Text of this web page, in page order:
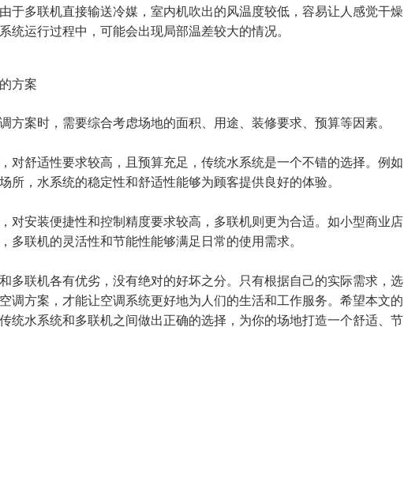
于多联机直接输送冷媒，室内机吹出的风温度较低，容易让人感觉干燥
统运行过程中，可能会出现局部温差较大的情况。
方案
方案时，需要综合考虑场地的面积、用途、装修要求、预算等因素。
对舒适性要求较高，且预算充足，传统水系统是一个不错的选择。例如
所，水系统的稳定性和舒适性能够为顾客提供良好的体验。
对安装便捷性和控制精度要求较高，多联机则更为合适。如小型商业店
多联机的灵活性和节能性能够满足日常的使用需求。
多联机各有优劣，没有绝对的好坏之分。只有根据自己的实际需求，选
调方案，才能让空调系统更好地为人们的生活和工作服务。希望本文的
统水系统和多联机之间做出正确的选择，为你的场地打造一个舒适、节